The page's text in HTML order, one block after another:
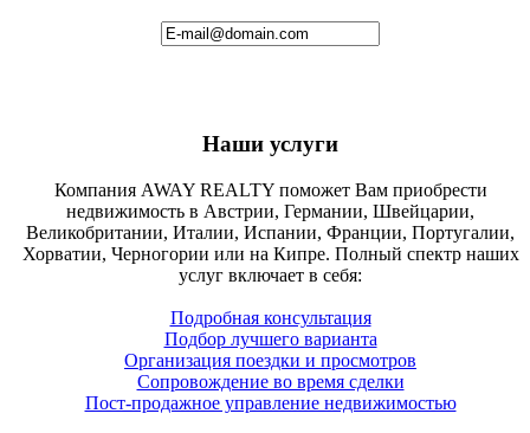
Наши услуги
Компания AWAY REALTY поможет Вам приобрести
недвижимость в Австрии, Германии, Швейцарии,
Великобритании, Италии, Испании, Франции, Португалии,
Хорватии, Черногории или на Кипре. Полный спектр наших
услуг включает в себя:
Подробная консультация
Подбор лучшего варианта
Организация поездки и просмотров
Сопровождение во время сделки
Пост-продажное управление недвижимостью